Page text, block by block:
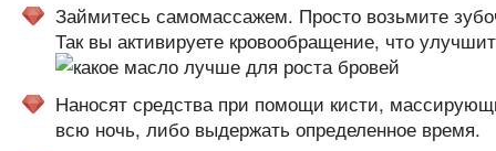
Займитесь самомассажем. Просто возьмите
Так вы активируете кровообращение, что
Наносят средства при помощи кисти,
всю ночь, либо выдержать определенное время.